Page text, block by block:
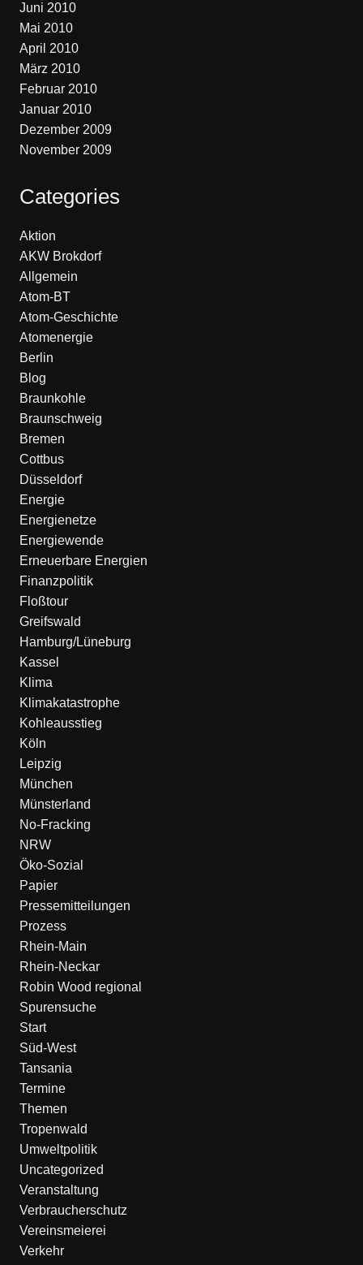
Juni 2010
Mai 2010
April 2010
März 2010
Februar 2010
Januar 2010
Dezember 2009
November 2009
Categories
Aktion
AKW Brokdorf
Allgemein
Atom-BT
Atom-Geschichte
Atomenergie
Berlin
Blog
Braunkohle
Braunschweig
Bremen
Cottbus
Düsseldorf
Energie
Energienetze
Energiewende
Erneuerbare Energien
Finanzpolitik
Floßtour
Greifswald
Hamburg/Lüneburg
Kassel
Klima
Klimakatastrophe
Kohleausstieg
Köln
Leipzig
München
Münsterland
No-Fracking
NRW
Öko-Sozial
Papier
Pressemitteilungen
Prozess
Rhein-Main
Rhein-Neckar
Robin Wood regional
Spurensuche
Start
Süd-West
Tansania
Termine
Themen
Tropenwald
Umweltpolitik
Uncategorized
Veranstaltung
Verbraucherschutz
Vereinsmeierei
Verkehr